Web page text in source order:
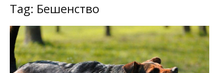
Tag: Бешенство